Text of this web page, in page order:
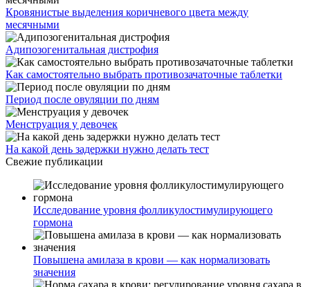
Кровянистые выделения коричневого цвета между
месячными
Адипозогенитальная дистрофия
Как самостоятельно выбрать противозачаточные таблетки
Период после овуляции по дням
Менструация у девочек
На какой день задержки нужно делать тест
Свежие публикации
Исследование уровня фолликулостимулирующего
гормона
Повышена амилаза в крови — как нормализовать
значения